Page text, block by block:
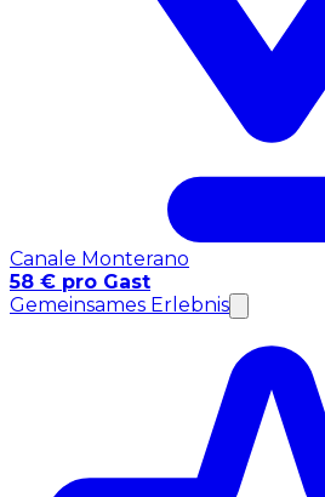
Canale Monterano
58 € pro Gast
Gemeinsames Erlebnis